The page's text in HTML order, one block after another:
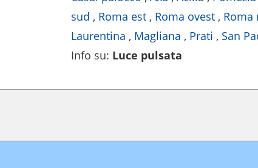
sud , Roma est , Roma ovest , Roma
Laurentina , Magliana , Prati , San
Info su: Luce pulsata